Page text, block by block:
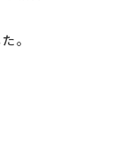
。